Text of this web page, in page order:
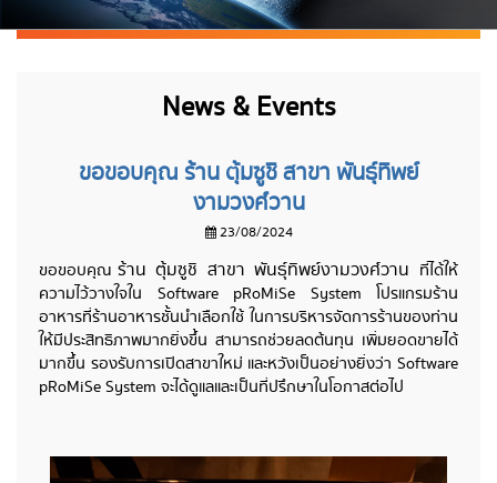
News & Events
ขอขอบคุณ ร้าน ตุ้มซูชิ สาขา พันธุ์ทิพย์
งามวงศ์วาน
23/08/2024
ขอขอบคุณ ร้าน ตุ้มซูชิ สาขา พันธุ์ทิพย์งามวงศ์วาน ที่ได้ให้
ความไว้วางใจใน Software pRoMiSe System โปรแกรมร้าน
อาหารที่ร้านอาหารชั้นนำเลือกใช้ ในการบริหารจัดการร้านของท่าน
ให้มีประสิทธิภาพมากยิ่งขึ้น สามารถช่วยลดต้นทุน เพิ่มยอดขายได้
มากขึ้น รองรับการเปิดสาขาใหม่ และหวังเป็นอย่างยิ่งว่า Software
pRoMiSe System จะได้ดูแลและเป็นที่ปรึกษาในโอกาสต่อไป